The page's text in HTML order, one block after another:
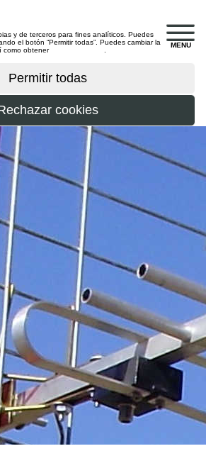
MENU
y de terceros para fines analíticos. Puedes
el botón “Permitir todas”. Puedes cambiar la
como obtener